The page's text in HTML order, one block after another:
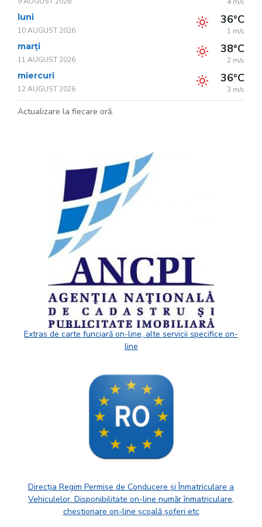
4 m/s
luni
10 AUGUST 2026
36°C
1 m/s
marți
11 AUGUST 2026
38°C
2 m/s
miercuri
12 AUGUST 2026
36°C
3 m/s
Actualizare la fiecare oră.
Extras de carte funciară on-line, alte servicii specifice on-
line
Direcția Regim Permise de Conducere și Înmatriculare a
Vehiculelor. Disponibilitate on-line număr înmatriculare,
chestionare on-line școală șoferi etc